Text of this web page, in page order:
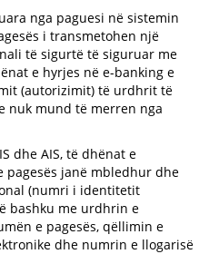
nga paguesi në sistemin
i transmetohen një
të sigurtë të siguruar me
e hyrjes në e-banking e
(autorizimit) të urdhrit të
nuk mund të merren nga
dhe AIS, të dhënat e
janë mbledhur dhe
(numri i identitetit
bashku me urdhrin e
e pagesës, qëllimin e
dhe numrin e llogarisë